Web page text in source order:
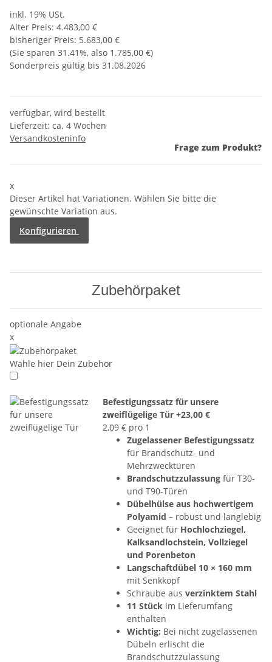
inkl. 19% USt.
Alter Preis: 4.483,00 €
bisheriger Preis: 5.683,00 €
(Sie sparen 31.41%, also 1.785,00 €)
Sonderpreis gültig bis 31.08.2026
verfügbar, wird bestellt
Lieferzeit: ca. 4 Wochen
Versandkosteninfo
Frage zum Produkt?
x
Dieser Artikel hat Variationen. Wählen Sie bitte die
gewünschte Variation aus.
Konfigurieren
Zubehörpaket
optionale Angabe
x
Wähle hier Dein Zubehör
Befestigungssatz für unsere
zweiflügelige Tür +23,00 €
2,09 € pro 1
Zugelassener Befestigungssatz
für Brandschutz- und
Mehrzwecktüren
Brandschutzzulassungfür T30-
und T90-Türen
Dübelhülse aus hochwertigem
Polyamid – robust und langlebig
Geeignet für Hochlochziegel,
Kalksandlochstein, Vollziegel
und Porenbeton
Langschaftdübel 10 × 160 mm
mit Senkkopf
Schraube aus verzinktem Stahl
11 Stückim Lieferumfang
enthalten
Wichtig: Bei nicht zugelassenen
Dübeln erlischt die
Brandschutzzulassung